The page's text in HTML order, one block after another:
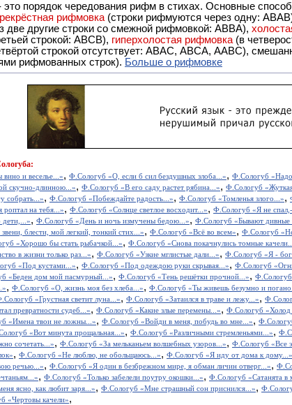
это порядок чередования рифм в стихах. Основные
рифмовка (строки рифмуются через одну:
собой через две другие строки со смежной рифмовкой: ABBA),
строкой: АBCB), гиперхолостая рифмовка (в
отсутствует: ABAC, ABCA, AABC), смешанная или вольная рифмовка (рифмовка в сложных строфах с различными
рифмованных строк). Больше о рифмовке
и веселье...», Ф.Сологуб «О, если б сил бездушных злоба...», Ф.Сологуб
скучно-длинною...», Ф.Сологуб «В его саду растет рябина...», Ф.Сологуб
собрать...», Ф.Сологуб «Побеждайте радость...», Ф.Сологуб «Томленья злого...»,
роптал на тебя...», Ф.Сологуб «Солнце светлое восходит...», Ф.Сологуб «Я не
дети,...», Ф.Сологуб «День и ночь измучены бедою...», Ф.Сологуб «Бывают дивные
блести, мой легкий, тонкий стих...», Ф.Сологуб «Всё во всем», Ф.Сологуб
«Хорошо бы стать рыбачкой...», Ф.Сологуб «Снова покачнулись томные
в жизни только раз...», Ф.Сологуб «Узкие мглистые дали...», Ф.Сологуб «Я - бог
«Под кустами...», Ф.Сологуб «Под одеждою руки скрывая...», Ф.Сологуб
«Беден дом мой пасмурный...», Ф.Сологуб «Тень решётки прочной...», Ф.Сологуб
, Ф.Сологуб «О, жизнь моя без хлеба...», Ф.Сологуб «Ты живешь безумно и
«Грустная светит луна...», Ф.Сологуб «Затаился в траве и лежу...»,
превратности судеб...», Ф.Сологуб «Какие злые перемены...», Ф.Сологуб «Холод
«Имена твои не ложны...», Ф.Сологуб «Войди в меня, побудь во мне...»,
«Вот минута прощальная...», Ф.Сологуб «Различными стремленьями...»,
сочетать...», Ф.Сологуб «За мельканьем волшебных узоров...», Ф.Сологуб «Все
, Ф.Сологуб «Не люблю, не обольщаюсь...», Ф.Сологуб «Я иду от дома к дому...»
речью...», Ф.Сологуб «Я один в безбрежном мире, я обман личин отверг...»,
, Ф.Сологуб «Только забелели поутру окошки...», Ф.Сологуб «Сатанята в
ясно, как любит заря...», Ф.Сологуб «Мне страшный сон приснился...»,
«Чертовы качели»,